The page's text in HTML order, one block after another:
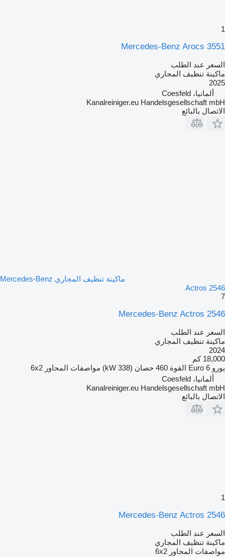
1
Mercedes-Benz Arocs 3551
السعر عند الطلب
ماكينة تنظيف المجاري
2025
ألمانيا، Coesfeld
Kanalreiniger.eu Handelsgesellschaft mbH
الاتصال بالبائع
ماكينة تنظيف المجاري Mercedes-Benz
Actros 2546
7
Mercedes-Benz Actros 2546
السعر عند الطلب
ماكينة تنظيف المجاري
2024
18,000 كم
يورو Euro 6 القوة 460 حصان (338 kW) مواصفات المحاور 6x2
ألمانيا، Coesfeld
Kanalreiniger.eu Handelsgesellschaft mbH
الاتصال بالبائع
1
Mercedes-Benz Actros 2546
السعر عند الطلب
ماكينة تنظيف المجاري
مواصفات المحاور 6x2